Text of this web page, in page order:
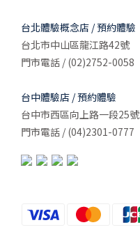
台北體驗概念店 / 預約體驗
台北市中山區龍江路42號
門市電話 / (02)2752-0058
台中體驗店 / 預約體驗
台中市西區向上路一段25號
門市電話 / (04)2301-0777